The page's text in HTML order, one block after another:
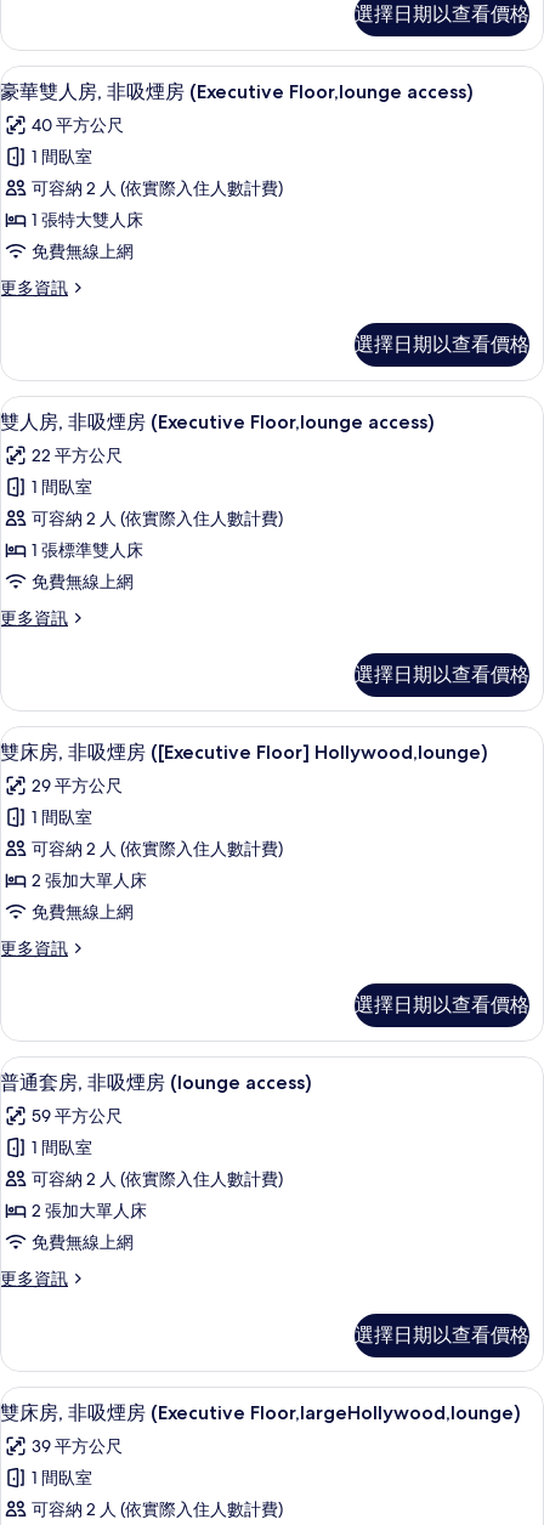
有
相
片
詳
情
(Main
Building,
JULY,2025
Renewal)
的
所
有
相
房,
非
吸
房
(Main
JULY,2025
Renewal)
的
詳
情
選擇日期以查看價格
顯
示
豪
華
雙
人
房,
非
煙
房
(Executive
Floor,lounge
access)
的
所
有
相
片
豪華雙人房, 非吸煙房 (Executive
7
豪華雙人房, 非吸煙房 (Executive Floor,lounge access)
40 平方公尺
1 間臥室
可容納 2 人 (依實際入住人數計費)
1 張特大雙人床
免費無線上網
更多資訊
更
雙
人
房,
吸
煙
(Executive
Floor,lounge
access)
的
詳
選擇日期以查看價格
顯
示
雙
人
房,
非
吸
煙
(Executive
Floor,lounge
access)
的
所
有
相
片
雙人房, 非吸煙房 (Executive
5
雙人房, 非吸煙房 (Executive Floor,lounge access)
22 平方公尺
1 間臥室
可容納 2 人 (依實際入住人數計費)
1 張標準雙人床
免費無線上網
更多資訊
更
房,
非
吸
房
(Executive
access)
的
詳
情
選擇日期以查看價格
顯
示
雙
床
房,
非
吸
煙
([Executive
Floor]
Hollywood,lounge)
的
所
有
相
片
雙床房, 非吸煙房 ([Executive Floor]
5
雙床房, 非吸煙房 ([Executive Floor] Hollywood,lounge)
29 平方公尺
1 間臥室
可容納 2 人 (依實際入住人數計費)
2 張加大單人床
免費無線上網
更多資訊
更
房,
非
吸
煙
房
([Executive
Hollywood,lounge)
的
詳
情
選擇日期以查看價格
顯
示
普
通
套
房,
非
吸
房
(lounge
access)
的
所
有
普通套房, 非吸煙房 (lounge access) |
7
普通套房, 非吸煙房 (lounge access)
59 平方公尺
1 間臥室
可容納 2 人 (依實際入住人數計費)
2 張加大單人床
免費無線上網
更多資訊
更
套
房,
非
煙
房
access)
選擇日期以查看價格
顯
示
雙
床
雙床房, 非吸煙房 (Executive
5
雙床房, 非吸煙房 (Executive Floor,largeHollywood,lounge)
39 平方公尺
1 間臥室
可容納 2 人 (依實際入住人數計費)